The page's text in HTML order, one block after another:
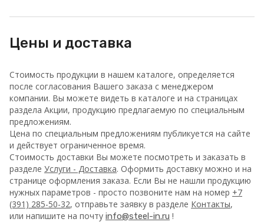
Цены и доставка
Стоимость продукции в нашем каталоге, определяется
после согласования Вашего заказа с менеджером
компании. Вы можете видеть в каталоге и на страницах
раздела Акции, продукцию предлагаемую по специальным
предложениям.
Цена по специальным предложениям публикуется на сайте
и действует ограниченное время.
Стоимость доставки Вы можете посмотреть и заказать в
разделе Услуги - Доставка. Оформить доставку можно и на
странице оформления заказа. Если Вы не нашли продукцию
нужных параметров - просто позвоните нам на номер +7
(391) 285-50-32, отправьте заявку в разделе Контакты,
или напишите на почту info@steel-in.ru !